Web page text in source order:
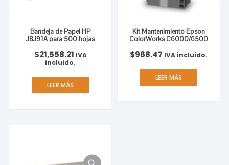
Bandeja de Papel HP
J8J91A para 500 hojas
$21,558.21 IVA
incluido.
LEER MÁS
Kit Mantenimiento Epson
ColorWorks C6000/6500
$968.47 IVA incluido.
LEER MÁS